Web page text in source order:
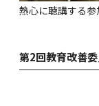
熱心に聴講する参
第2回教育改善